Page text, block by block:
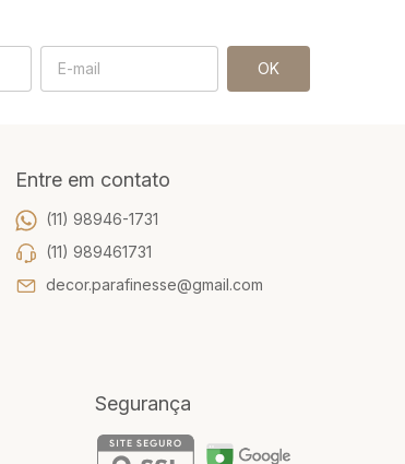
Entre em contato
(11) 98946-1731
(11) 989461731
decor.parafinesse@gmail.com
Segurança